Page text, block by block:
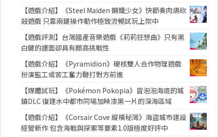
【遊戲介紹】《Steel Maiden 鋼鐵少女》快節奏肉鴿砍
殺遊戲 只靠兩鍵操作動作極致流暢試玩上架中
【遊戲評測】台灣國產音樂遊戲《莉莉狂想曲》只有黑
白鍵的譜面卻具有頗高挑戰性
【遊戲介紹】《Pyramidion》硬核雙人合作物理遊戲
扮演監工或苦工奮力鞭打對方前進
【媒體試玩】《Pokémon Pokopia》冒泡泡海底的城
鎮DLC 復建水中都市同場加映漆黑一片的深海區域
【遊戲介紹】《Corsair Cove 縱橫秘灣》海盜城市建設
經營新作 包含海戰與探索等要素1.0版極度好評中